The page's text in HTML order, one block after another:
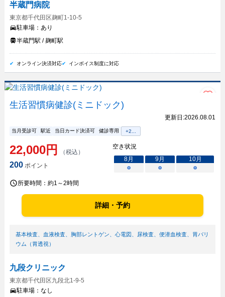
半蔵門病院
東京都千代田区麹町1-10-5
駐車場： あり
半蔵門駅 / 麹町駅
オンライン決済対応 インボイス制度に対応
生活習慣病健診(ミニドック)
更新日:2026.08.01
当月受診可 駅近 当日カード決済可 健診専用 +2...
22,000円 （税込）
200ポイント
空き状況
8月 9月 10月
○
○ ○
所要時間： 約1～2時間
詳細・予約
基本検査、 血液検査、 胸部レントゲン 心電図 尿検査、 便潜血検査、 胃バリ
ウム（胃透視）
九段クリニック
東京都千代田区九段北1-9-5
駐車場： なし